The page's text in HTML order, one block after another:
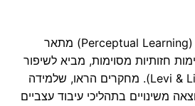
(Perceptual Learning) מתאר
חזותיות מסוימות, מביא לשיפור
ביכולות הראייה (Levi & Li 2009). מחקרים הראו, שלמידה
משינויים בתהליכי עיבוד עצביים